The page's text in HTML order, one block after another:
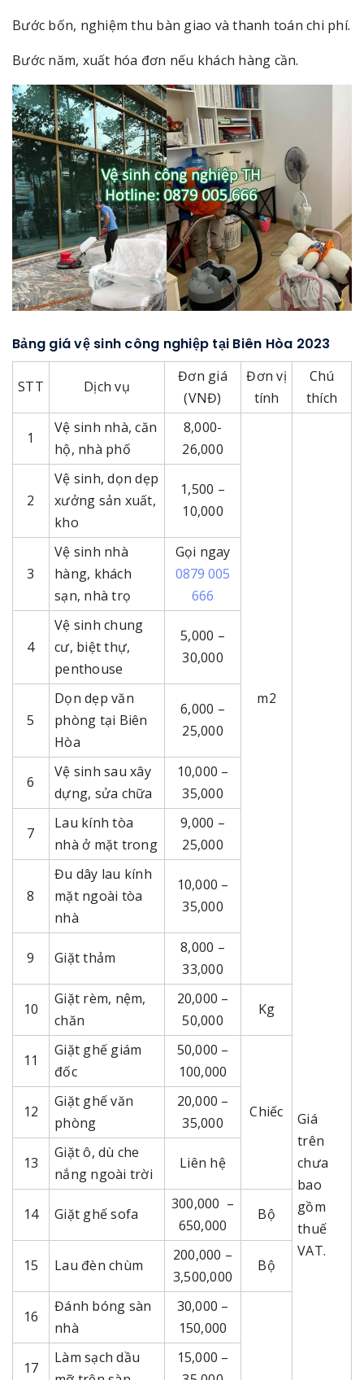
Bước bốn, nghiệm thu bàn giao và thanh toán chi phí.
Bước năm, xuất hóa đơn nếu khách hàng cần.
Bảng giá vệ sinh công nghiệp tại Biên Hòa 2023
STT Dịch vụ
Đơn giá
(VNĐ)
Đơn vị
tính
Chú
thích
1
Vệ sinh nhà, căn
hộ, nhà phố
8,000-
26,000
m2
Giá
trên
chưa
bao
gồm
thuế
VAT.
2
Vệ sinh, dọn dẹp
xưởng sản xuất,
kho
1,500 –
10,000
3
Vệ sinh nhà
hàng, khách
sạn, nhà trọ
Gọi ngay
0879 005
666
4
Vệ sinh chung
cư, biệt thự,
penthouse
5,000 –
30,000
5
Dọn dẹp văn
phòng tại Biên
Hòa
6,000 –
25,000
6
Vệ sinh sau xây
dựng, sửa chữa
10,000 –
35,000
7
Lau kính tòa
nhà ở mặt trong
9,000 –
25,000
8
Đu dây lau kính
mặt ngoài tòa
nhà
10,000 –
35,000
9 Giặt thảm
8,000 –
33,000
10
Giặt rèm, nệm,
chăn
20,000 –
50,000
Kg
11
Giặt ghế giám
đốc
50,000 –
100,000
Chiếc
12
Giặt ghế văn
phòng
20,000 –
35,000
13
Giặt ô, dù che
nắng ngoài trời
Liên hệ
14 Giặt ghế sofa
300,000 –
650,000
Bộ
15 Lau đèn chùm
200,000 –
3,500,000
Bộ
16
Đánh bóng sàn
nhà
30,000 –
150,000
17
Làm sạch dầu
15,000 –